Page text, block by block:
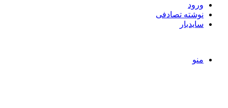
ورود
نوشته تصادفی
سایدبار
منو